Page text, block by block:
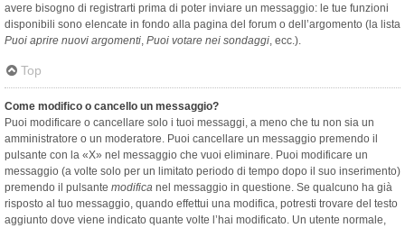
avere bisogno di registrarti prima di poter inviare un messaggio: le tue funzioni
disponibili sono elencate in fondo alla pagina del forum o dell’argomento (la lista
Puoi aprire nuovi argomenti, Puoi votare nei sondaggi, ecc.).
Top
Come modifico o cancello un messaggio?
Puoi modificare o cancellare solo i tuoi messaggi, a meno che tu non sia un
amministratore o un moderatore. Puoi cancellare un messaggio premendo il
pulsante con la «X» nel messaggio che vuoi eliminare. Puoi modificare un
messaggio (a volte solo per un limitato periodo di tempo dopo il suo inserimento)
premendo il pulsante modifica nel messaggio in questione. Se qualcuno ha già
risposto al tuo messaggio, quando effettui una modifica, potresti trovare del testo
aggiunto dove viene indicato quante volte l’hai modificato. Un utente normale,